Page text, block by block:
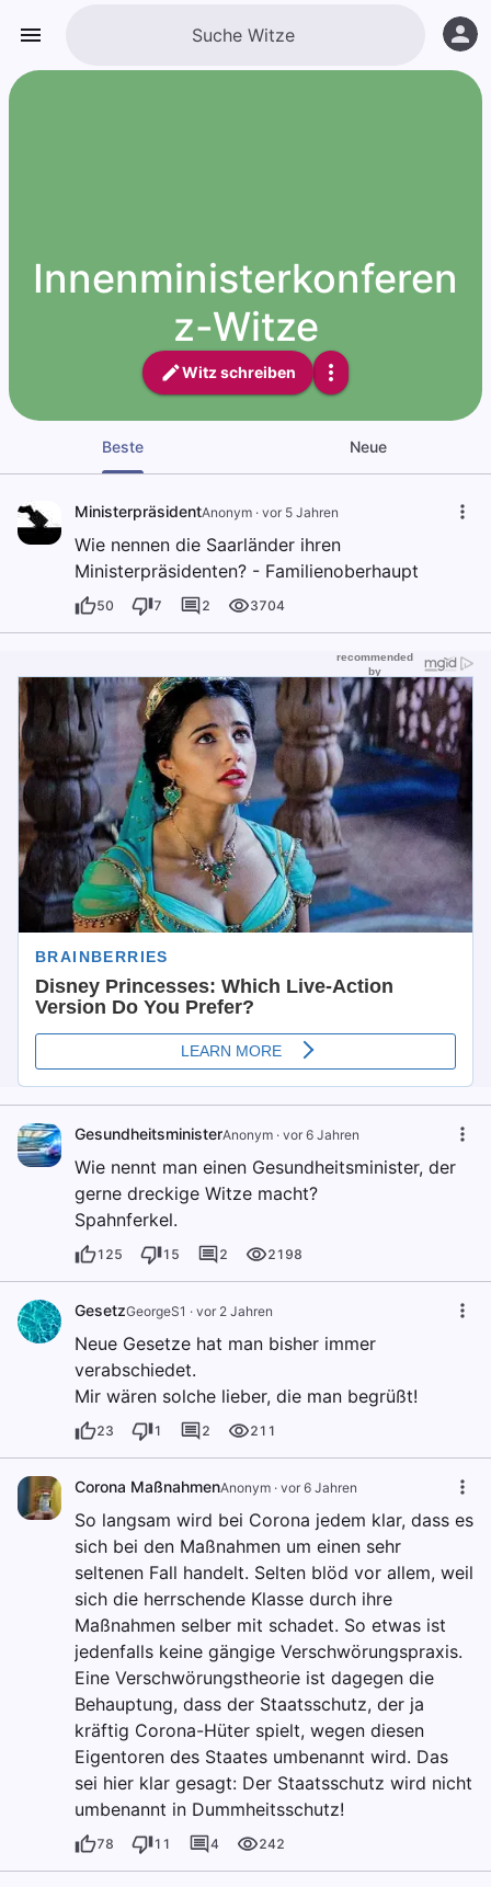
Innenministerkonferen
z-Witze
Witz schreiben
Beste Neue
MinisterpräsidentAnonym · vor 5 Jahren
Wie nennen die Saarländer ihren
Ministerpräsidenten? - Familienoberhaupt
50 7 2 3704
GesundheitsministerAnonym · vor 6 Jahren
Wie nennt man einen Gesundheitsminister, der
gerne dreckige Witze macht?
Spahnferkel.
125 15 2 2198
GesetzGeorgeS1 · vor 2 Jahren
Neue Gesetze hat man bisher immer
verabschiedet.
Mir wären solche lieber, die man begrüßt!
23 1 2 211
Corona MaßnahmenAnonym · vor 6 Jahren
So langsam wird bei Corona jedem klar, dass es
sich bei den Maßnahmen um einen sehr
seltenen Fall handelt. Selten blöd vor allem, weil
sich die herrschende Klasse durch ihre
Maßnahmen selber mit schadet. So etwas ist
jedenfalls keine gängige Verschwörungspraxis.
Eine Verschwörungstheorie ist dagegen die
Behauptung, dass der Staatsschutz, der ja
kräftig Corona-Hüter spielt, wegen diesen
Eigentoren des Staates umbenannt wird. Das
sei hier klar gesagt: Der Staatsschutz wird nicht
umbenannt in Dummheitsschutz!
78 11 4 242